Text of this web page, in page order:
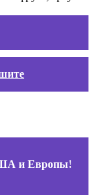
и Европы!